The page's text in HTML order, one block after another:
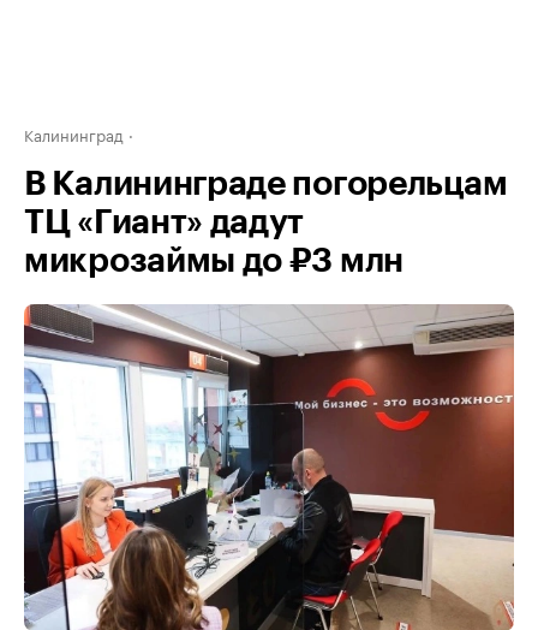
Калининград
В Калининграде погорельцам
ТЦ «Гиант» дадут
микрозаймы до ₽3 млн